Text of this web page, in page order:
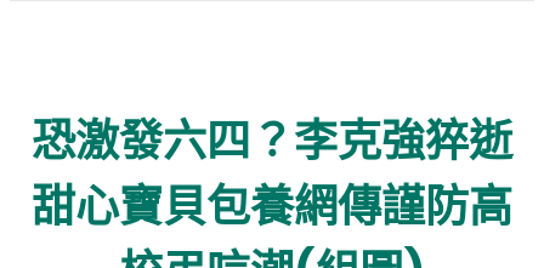
恐激發六四？李克強猝逝
甜心寶貝包養網傳謹防高